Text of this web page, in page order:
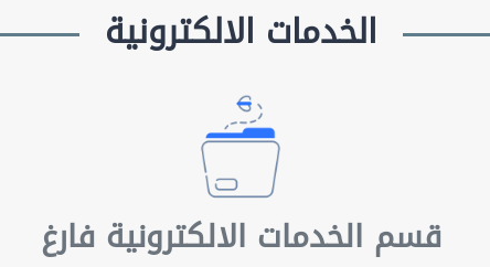
الخدمات الالكترونية
قسم الخدمات الالكترونية فارغ